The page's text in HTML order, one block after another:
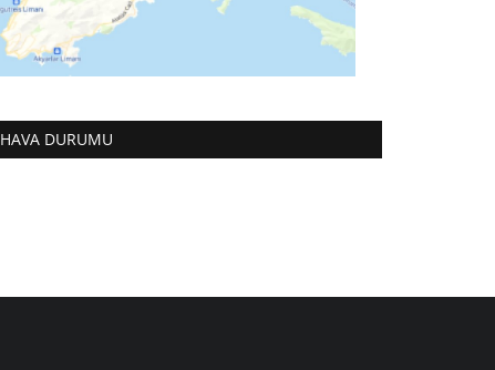
HAVA DURUMU